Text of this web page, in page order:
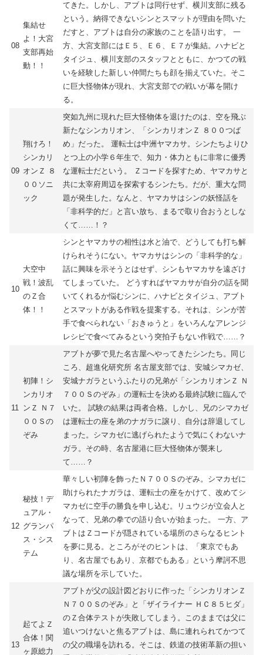
08
集結せ
よ！大宮
支部再始
動！！
てきた。しかし、アブトは同行せず、横川支部に残る
という。納得できないシンとスマットが理由を問いた
だすと、アブトは自分の家族のことを語り出す。 一
方、大宮支部にはＥ５、Ｅ６、Ｅ７が集結。ハナビと
タイジュ、横川支部のスタッフとともに、かつての戦
いを経験した新しい仲間たちも顔を揃えていた。そこ
に巨大怪物体が現れ、大宮支部での戦いが幕を開け
る。
09
翔けろ！
シンカリ
オンＺ ８
００ソニ
ック
突如九州に現れた巨大怪物体を退けたのは、空を飛ぶ
新たなシンカリオン、「シンカリオンＺ ８００つば
め」だった。 運転士は中洲ヤマカサ。シンたちよりひ
とつ上の小学６年生で、知力・体力ともに非常に優秀
な運転士だという。 Ｚコードを探すため、ヤマカサと
共に太宰府周辺を探索するシンたち。だが、重大な問
題が発生した。なんと、ヤマカサはシンの妖怪話を
「非科学的だ」と言い放ち、まるで取り合おうとしな
くて……！？
10
大空中
戦！波乱
のＺ合
体！！
シンとヤマカサの相性は水と油で、どうしても打ち解
けられそうにない。ヤマカサはシンの「非科学的な」
話に興味を示そうとはせず、シンもヤマカサを遠ざけ
てしまっていた。 どうすればヤマカサが自分の話を聞
いてくれるか悩むシンに、ハナビとタイジュ、アブト
とスマットがある作戦を提案する。それは、シンが苦
手で食べられない「おきゅうと」をいろんなアレンジ
レシピで食べてみるという突拍子もない作戦で……？
11
初陣！シ
ンカリオ
ンＺ Ｎ７
００Ｓの
ぞみ
アブトが夢で見た名古屋へやってきたシンたち。同じ
ころ、超進化研究所 名古屋支部では、安城シマカゼ、
安城ナガラというふたりの兄弟が「シンカリオンＺ Ｎ
７００Ｓのぞみ」の運転士を決める最終試験に臨んで
いた。 試験の結果は両者合格。しかし、兄のシマカゼ
は運転士の座を弟のナガラに譲り、自分は辞退してし
まった。シマカゼに逃げられたようで気にくわないナ
ガラ。その時、名古屋港に巨大怪物体が襲来し
て……？
12
秘技！デ
ュアル・
グランパ
ス・シス
テム
華々しい初陣を飾ったＮ７００Ｓのぞみ。シマカゼに
助けられたナガラは、運転士の座をかけて、改めてシ
マカゼに空手の勝負を申し込む。リュウジが立会人と
なって、兄弟の拳での語り合いが始まった。 一方、ア
ブトはＺコードが隠されている場所のさらなるヒント
を夢に見る。ところがそのヒントは、「東京でもあ
り、名古屋でもあり、京都でもある」という摩訶不思
議な場所を示していた。
13
起てよＺ
合体！関
ヶ原総力
アブトが父の設計図どおりに作った「シンカリオンＺ
Ｎ７００Ｓのぞみ」と「ザイライナー ＨＣ８５ヒダ」
のＺ合体テストが失敗してしまう。このままでは父に
追いつけないと焦るアブトは、島に連れられてかつて
の父の職場を訪れる。そこは、鉄道の技術革新の担い